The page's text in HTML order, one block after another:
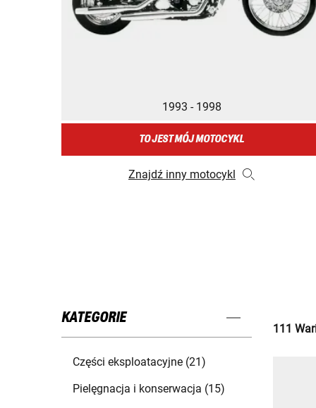
1993 - 1998
TO JEST MÓJ MOTOCYKL
Znajdź inny motocykl
KATEGORIE
Części eksploatacyjne (21)
Pielęgnacja i konserwacja (15)
111